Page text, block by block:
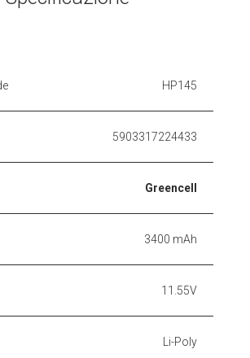
HP145
5903317224433
Greencell
3400 mAh
11.55V
Li-Poly